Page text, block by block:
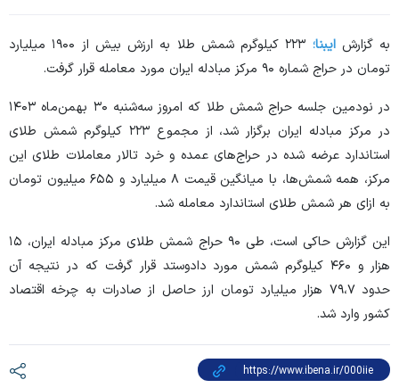
به گزارشایبنا؛
۲۲۳ کیلوگرم شمش طلا به ارزش بیش از ۱۹۰۰ میلیارد
تومان در حراج شماره ۹۰ مرکز مبادله ایران مورد معامله قرار گرفت.
در نودمین جلسه حراج شمش طلا که امروز سه‌شنبه ۳۰ بهمن‌ماه ۱۴۰۳
در مرکز مبادله ایران برگزار شد، از مجموع ۲۲۳ کیلوگرم شمش طلای
استاندارد عرضه شده در حراج‌های عمده و خرد تالار معاملات طلای این
مرکز، همه شمش‌ها، با میانگین قیمت ۸ میلیارد و ۶۵۵ میلیون تومان
به ازای هر شمش طلای استاندارد معامله شد.
این گزارش حاکی است، طی ۹۰ حراج شمش طلای مرکز مبادله ایران، ۱۵
هزار و ۴۶۰ کیلوگرم شمش مورد دادو‌ستد قرار گرفت که در نتیجه آن
حدود ۷۹،۷ هزار میلیارد تومان ارز حاصل از صادرات به چرخه اقتصاد
کشور وارد شد.